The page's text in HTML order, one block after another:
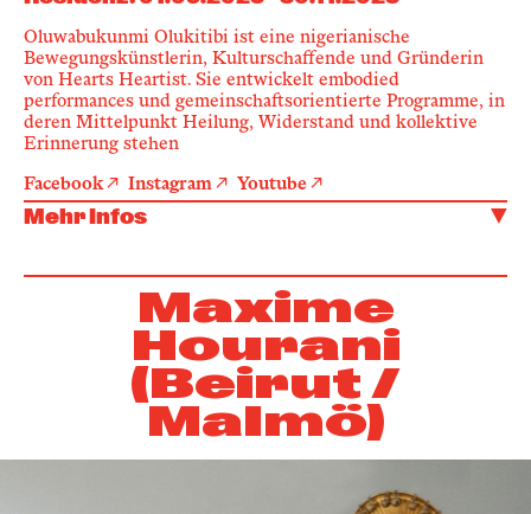
Oluwabukunmi Olukitibi ist eine nigerianische
Bewegungskünstlerin, Kulturschaffende und Gründerin
von Hearts Heartist. Sie entwickelt embodied
performances und gemeinschaftsorientierte Programme, in
deren Mittelpunkt Heilung, Widerstand und kollektive
Erinnerung stehen
Facebook Instagram Youtube
Mehr Infos
Maxime
Hourani
(Beirut /
Malmö)